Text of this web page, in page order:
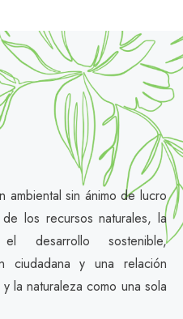
ambiental sin ánimo de lucro
los recursos naturales, la
desarrollo sostenible,
ciudadana y una relación
la naturaleza como una sola